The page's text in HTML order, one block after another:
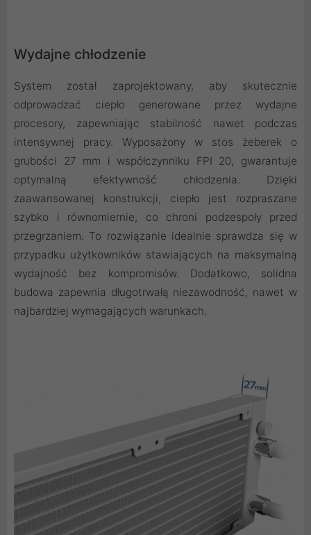
Wydajne chłodzenie
System został zaprojektowany, aby skutecznie
odprowadzać ciepło generowane przez wydajne
procesory, zapewniając stabilność nawet podczas
intensywnej pracy. Wyposażony w stos żeberek o
grubości 27 mm i współczynniku FPI 20, gwarantuje
optymalną efektywność chłodzenia. Dzięki
zaawansowanej konstrukcji, ciepło jest rozpraszane
szybko i równomiernie, co chroni podzespoły przed
przegrzaniem. To rozwiązanie idealnie sprawdza się w
przypadku użytkowników stawiających na maksymalną
wydajność bez kompromisów. Dodatkowo, solidna
budowa zapewnia długotrwałą niezawodność, nawet w
najbardziej wymagających warunkach.